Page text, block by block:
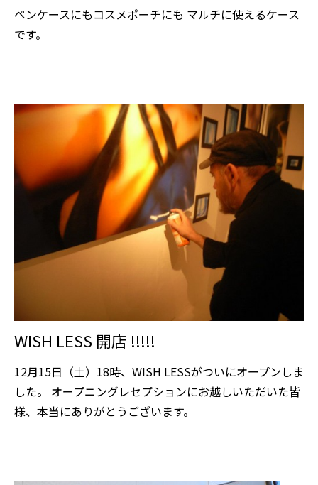
ペンケースにもコスメポーチにも マルチに使えるケース
です。
WISH LESS 開店 !!!!!
12月15日（土）18時、WISH LESSがついにオープンしま
した。 オープニングレセプションにお越しいただいた皆
様、本当にありがとうございます。